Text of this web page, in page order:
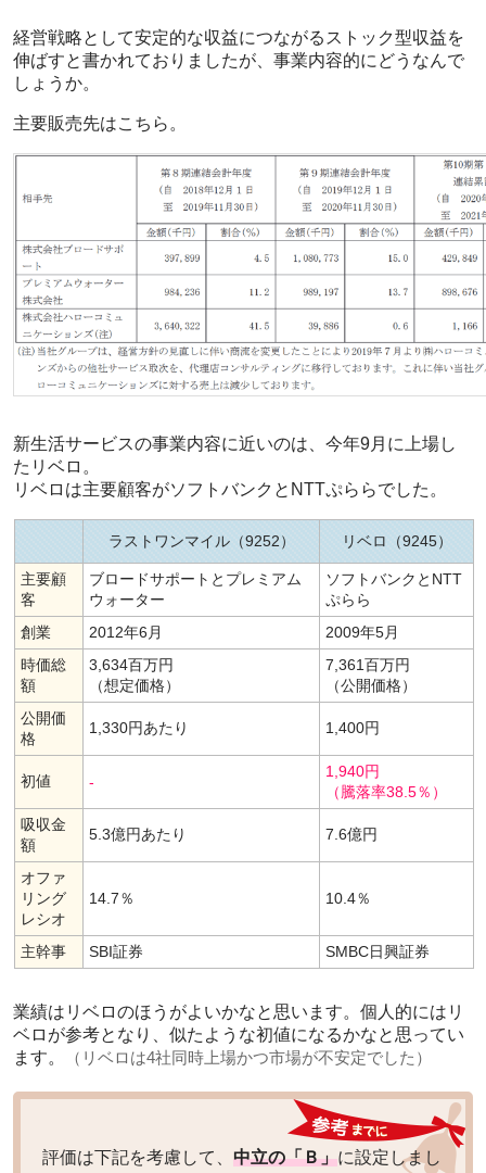
経営戦略として安定的な収益につながるストック型収益を
伸ばすと書かれておりましたが、事業内容的にどうなんで
しょうか。
主要販売先はこちら。
新生活サービスの事業内容に近いのは、今年9月に上場し
たリベロ。
リベロは主要顧客がソフトバンクとNTTぷららでした。
ラストワンマイル（9252） リベロ（9245）
主要顧
客
ブロードサポートとプレミアム
ウォーター
ソフトバンクとNTT
ぷらら
創業
2012年6月
2009年5月
時価総
額
3,634百万円
（想定価格）
7,361百万円
（公開価格）
公開価
格
1,330円あたり 1,400円
初値 -
1,940円
（騰落率38.5％）
吸収金
額
5.3億円あたり 7.6億円
オファ
リング
レシオ
14.7％ 10.4％
主幹事 SBI証券 SMBC日興証券
業績はリベロのほうがよいかなと思います。個人的にはリ
ベロが参考となり、似たような初値になるかなと思ってい
ます。
（リベロは4社同時上場かつ市場が不安定でした）
評価は下記を考慮して、 中立の「Ｂ」に設定しまし